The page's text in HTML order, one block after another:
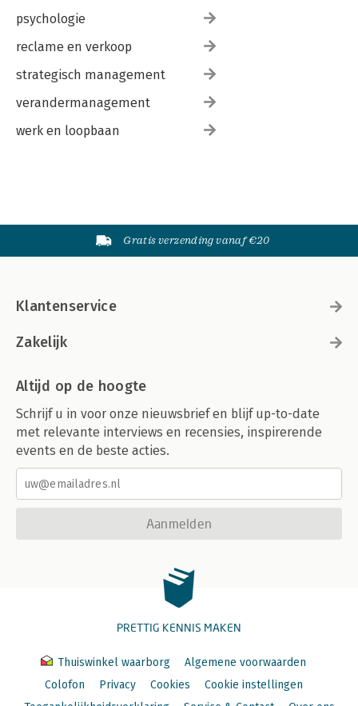
psychologie
reclame en verkoop
strategisch management
verandermanagement
werk en loopbaan
Gratis verzending vanaf €20
Klantenservice
Zakelijk
Altijd op de hoogte
Schrijf u in voor onze nieuwsbrief en blijf up-to-date
met relevante interviews en recensies, inspirerende
events en de beste acties.
Aanmelden
PRETTIG KENNIS MAKEN
Thuiswinkel waarborg
Algemene voorwaarden
Colofon
Privacy Cookies
Cookie instellingen